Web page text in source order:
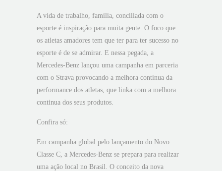
A vida de trabalho, família, conciliada com o
esporte é inspiração para muita gente. O foco que
os atletas amadores tem que ter para ter sucesso no
esporte é de se admirar. E nessa pegada, a
Mercedes-Benz lançou uma campanha em parceria
com o Strava provocando a melhora contínua da
performance dos atletas, que linka com a melhora
continua dos seus produtos.
Confira só:
Em campanha global pelo lançamento do Novo
Classe C, a Mercedes-Benz se prepara para realizar
uma ação local no Brasil. O conceito da nova